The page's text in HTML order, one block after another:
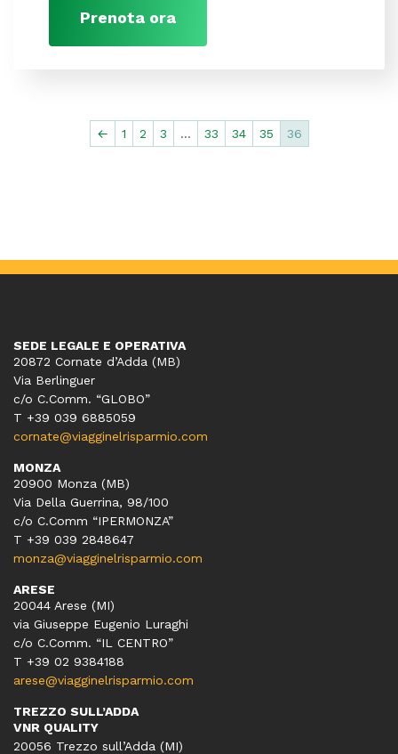
Prenota ora
← 1 2 3 … 33 34 35 36
SEDE LEGALE E OPERATIVA
20872 Cornate d’Adda (MB)
Via Berlinguer
c/o C.Comm. “GLOBO”
T +39 039 6885059
cornate@viagginelrisparmio.com
MONZA
20900 Monza (MB)
Via Della Guerrina, 98/100
c/o C.Comm “IPERMONZA”
T +39 039 2848647
monza@viagginelrisparmio.com
ARESE
20044 Arese (MI)
via Giuseppe Eugenio Luraghi
c/o C.Comm. “IL CENTRO”
T +39 02 9384188
arese@viagginelrisparmio.com
TREZZO SULL’ADDA
VNR QUALITY
20056 Trezzo sull’Adda (MI)